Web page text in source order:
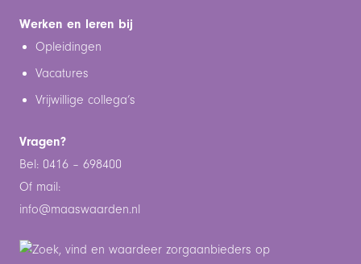
Werken en leren bij
Opleidingen
Vacatures
Vrijwillige collega’s
Vragen?
Bel: 0416 – 698400
Of mail:
info@maaswaarden.nl